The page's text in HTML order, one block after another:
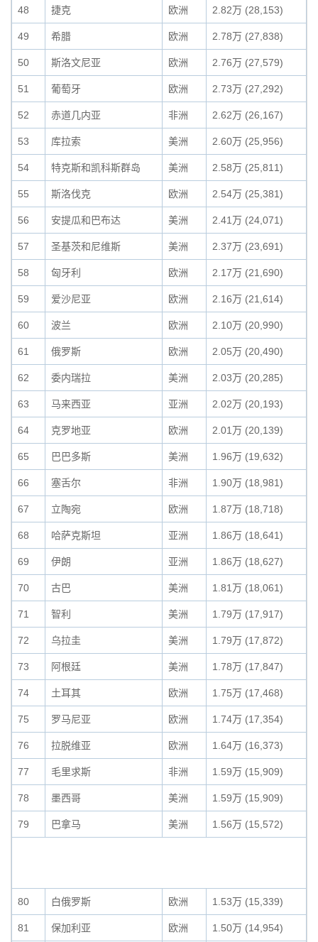
48 捷克 欧洲 2.82万 (28,153)
49 希腊 欧洲 2.78万 (27,838)
50 斯洛文尼亚 欧洲 2.76万 (27,579)
51 葡萄牙 欧洲 2.73万 (27,292)
52 赤道几内亚 非洲 2.62万 (26,167)
53 库拉索 美洲 2.60万 (25,956)
54 特克斯和凯科斯群岛 美洲 2.58万 (25,811)
55 斯洛伐克 欧洲 2.54万 (25,381)
56 安提瓜和巴布达 美洲 2.41万 (24,071)
57 圣基茨和尼维斯 美洲 2.37万 (23,691)
58 匈牙利 欧洲 2.17万 (21,690)
59 爱沙尼亚 欧洲 2.16万 (21,614)
60 波兰 欧洲 2.10万 (20,990)
61 俄罗斯 欧洲 2.05万 (20,490)
62 委内瑞拉 美洲 2.03万 (20,285)
63 马来西亚 亚洲 2.02万 (20,193)
64 克罗地亚 欧洲 2.01万 (20,139)
65 巴巴多斯 美洲 1.96万 (19,632)
66 塞舌尔 非洲 1.90万 (18,981)
67 立陶宛 欧洲 1.87万 (18,718)
68 哈萨克斯坦 亚洲 1.86万 (18,641)
69 伊朗 亚洲 1.86万 (18,627)
70 古巴 美洲 1.81万 (18,061)
71 智利 美洲 1.79万 (17,917)
72 乌拉圭 美洲 1.79万 (17,872)
73 阿根廷 美洲 1.78万 (17,847)
74 土耳其 欧洲 1.75万 (17,468)
75 罗马尼亚 欧洲 1.74万 (17,354)
76 拉脱维亚 欧洲 1.64万 (16,373)
77 毛里求斯 非洲 1.59万 (15,909)
78 墨西哥 美洲 1.59万 (15,909)
79 巴拿马 美洲 1.56万 (15,572)
80 白俄罗斯 欧洲 1.53万 (15,339)
81 保加利亚 欧洲 1.50万 (14,954)